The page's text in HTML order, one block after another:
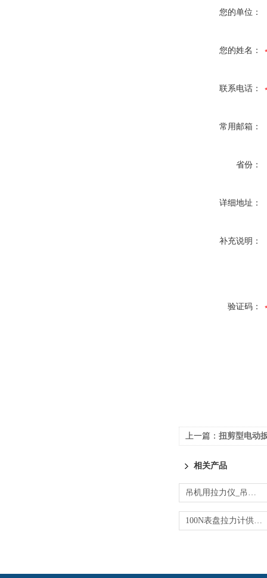
您的单位：
您的姓名：
联系电话：
常用邮箱：
省份：
详细地址：
补充说明：
验证码：
上一篇： 扭剪型电动扳
相关产品
吊机用拉力仪_吊机的机械拉力测力仪
100N表盘拉力计供应商